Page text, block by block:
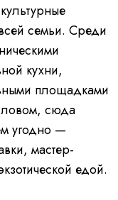
семьи. Среди
кухни,
площадками
сюда
угодно —
мастер-
едой.